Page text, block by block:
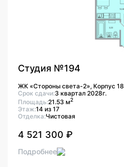
Студия №194
ЖК «Стороны света-2», Корпус 18
Срок сдачи:3 квартал 2028г.
Площадь:21.53 м2
Этаж:14 из 17
Отделка:Чистовая
4 521 300 ₽
Подробнее